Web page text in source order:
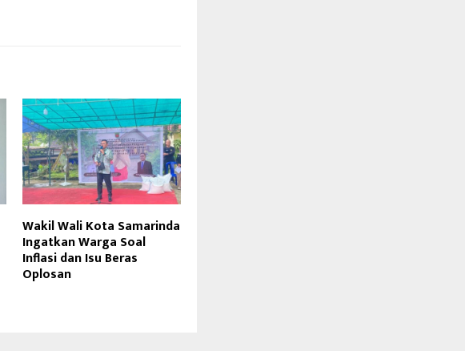
Wakil Wali Kota Samarinda
Ingatkan Warga Soal
Inflasi dan Isu Beras
Oplosan